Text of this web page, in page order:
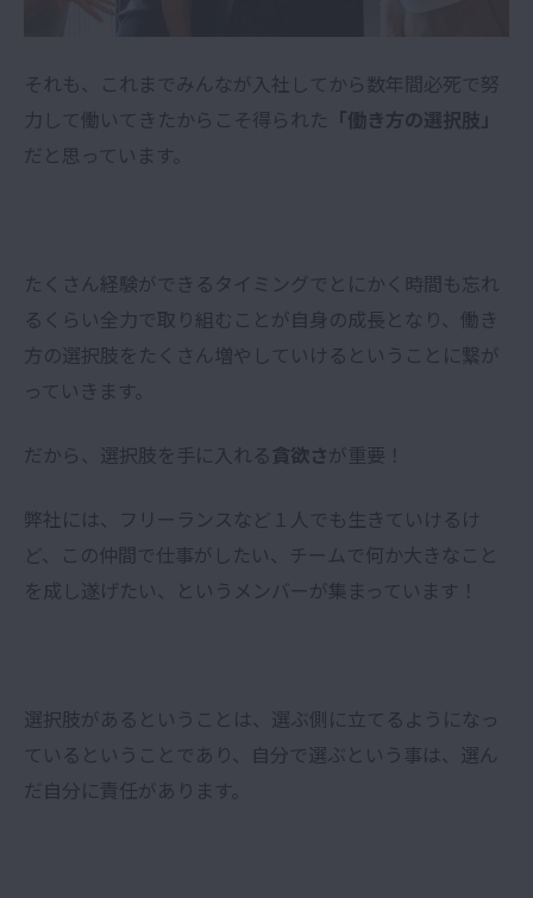
それも、これまでみんなが入社してから数年間必死で努
力して働いてきたからこそ得られた 「働き方の選択肢」
だと思っています。
たくさん経験ができるタイミングでとにかく時間も忘れ
るくらい全力で取り組むことが自身の成長となり、働き
方の選択肢をたくさん増やしていけるということに繋が
っていきます。
だから、選択肢を手に入れる 貪欲さが重要！
弊社には、フリーランスなど１人でも生きていけるけ
ど、この仲間で仕事がしたい、チームで何か大きなこと
を成し遂げたい、というメンバーが集まっています！
選択肢があるということは、選ぶ側に立てるようになっ
ているということであり、自分で選ぶという事は、選ん
だ自分に責任があります。